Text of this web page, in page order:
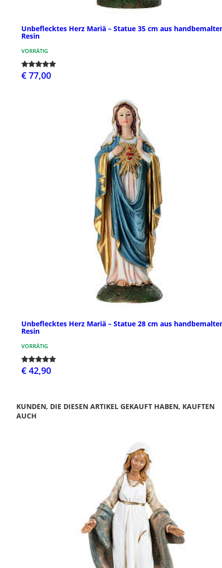
Unbeflecktes Herz Mariä – Statue 35 cm aus
Resin
VORRÄTIG
€ 77,00
Unbeflecktes Herz Mariä – Statue 28 cm aus
Resin
VORRÄTIG
€ 42,90
KUNDEN, DIE DIESEN ARTIKEL GEKAUFT HABEN, KAUFTEN
AUCH